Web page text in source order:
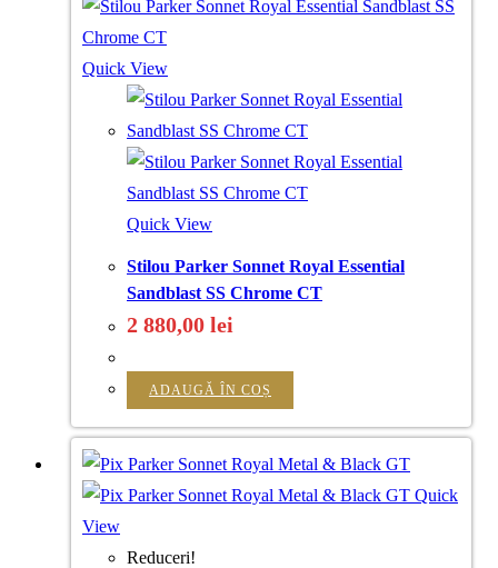
Quick View
Quick View
Stilou Parker Sonnet Royal Essential
Sandblast SS Chrome CT
2 880,00 lei
ADAUGĂ ÎN COȘ
Quick
View
Reduceri!